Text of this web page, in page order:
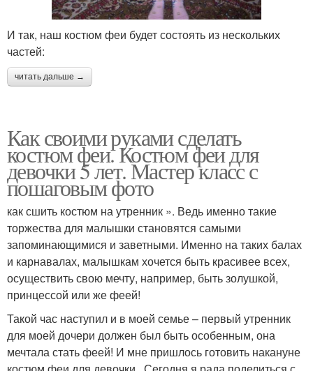
И так, наш костюм феи будет состоять из нескольких
частей:
читать дальше →
Как своими руками сделать
костюм феи. Костюм феи для
девочки 5 лет. Мастер класс с
пошаговым фото
как сшить костюм на утренник ». Ведь именно такие
торжества для малышки становятся самыми
запоминающимися и заветными. Именно на таких балах
и карнавалах, малышкам хочется быть красивее всех,
осуществить свою мечту, например, быть золушкой,
принцессой или же феей!
Такой час наступил и в моей семье – первый утренник
для моей дочери должен был быть особенным, она
мечтала стать феей! И мне пришлось готовить накануне